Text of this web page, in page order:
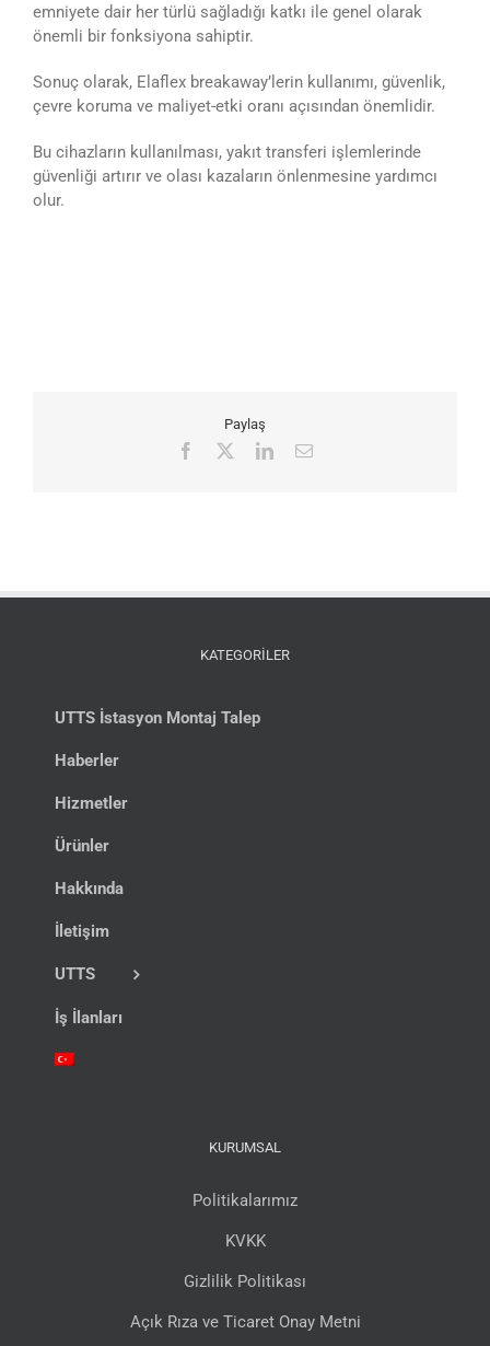
emniyete dair her türlü sağladığı katkı ile genel olarak
önemli bir fonksiyona sahiptir.
Sonuç olarak, Elaflex breakaway’lerin kullanımı, güvenlik,
çevre koruma ve maliyet-etki oranı açısından önemlidir.
Bu cihazların kullanılması, yakıt transferi işlemlerinde
güvenliği artırır ve olası kazaların önlenmesine yardımcı
olur.
Paylaş
Facebook LinkedIn
E-
KATEGORİLER
UTTS İstasyon Montaj Talep
Haberler
Hizmetler
Ürünler
Hakkında
İletişim
UTTS
İş İlanları
KURUMSAL
Politikalarımız
KVKK
Gizlilik Politikası
Açık Rıza ve Ticaret Onay Metni